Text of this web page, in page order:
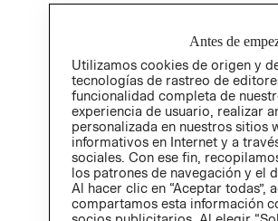
HOME
Antes de
Utilizamos cookies de origen y
tecnologías de rastreo de
funcionalidad completa de
experiencia de usuario, realizar
personalizada en nuestros sitios
informativos en Internet y a
sociales. Con ese fin,
los patrones de navegación y el
Al hacer clic en “Aceptar todas”,
compartamos esta información